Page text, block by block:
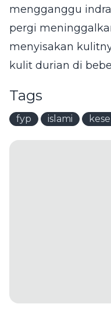
mengganggu
pergi
menyisakan
kulit durian di
Tags
fyp islami